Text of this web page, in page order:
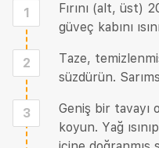
1
Fırını (alt, üst)
güveç kabını
2
Taze,
süzdürün.
3
Geniş bir tavayı
koyun. Yağ